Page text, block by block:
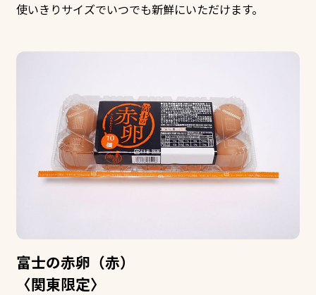
使いきりサイズでいつでも新鮮にいただけます。
富士の赤卵（赤）
〈関東限定〉